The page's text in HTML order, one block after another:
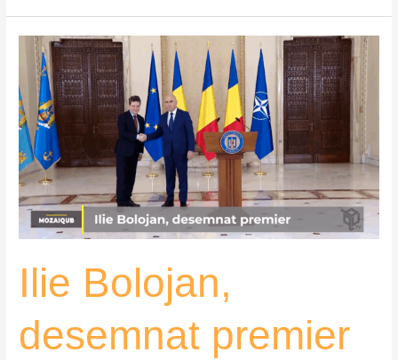
Ilie Bolojan,
desemnat premier
Bolojan,
desemnat
premier
–
MozaiQub